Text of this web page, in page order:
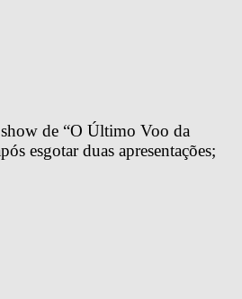
de “O Último Voo da
esgotar duas apresentações;